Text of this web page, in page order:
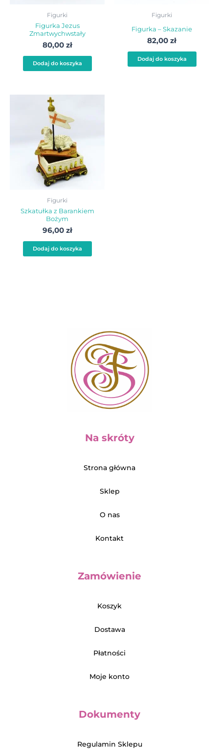
Figurki
Figurka Jezus
Zmartwychwstały
80,00 zł
Dodaj do koszyka
Figurki
Figurka – Skazanie
82,00 zł
Dodaj do koszyka
Figurki
Szkatułka z Barankiem
Bożym
96,00 zł
Dodaj do koszyka
Na skróty
Strona główna
Sklep
O nas
Kontakt
Zamówienie
Koszyk
Dostawa
Płatności
Moje konto
Dokumenty
Regulamin Sklepu